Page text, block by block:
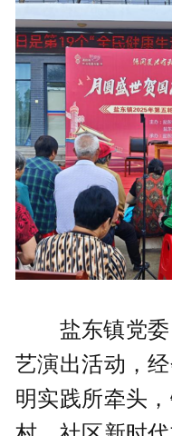
盐东镇党
艺演出活动，
明实践所牵头